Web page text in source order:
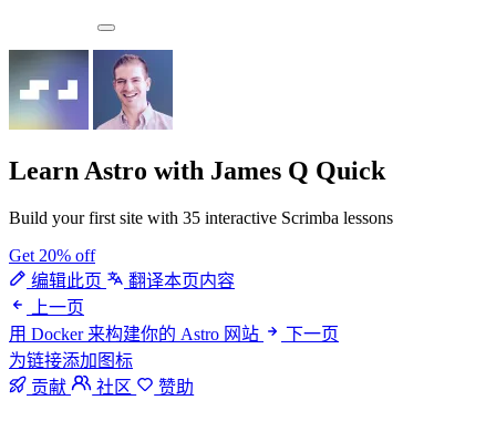
Learn Astro with James Q Quick
Build your first site with 35 interactive Scrimba lessons
Get 20% off
编辑此页
翻译本页内容
上一页
用 Docker 来构建你的 Astro 网站
下一页
为链接添加图标
贡献
社区 赞助